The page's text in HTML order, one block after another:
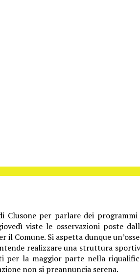
per parlare dei
viste le osservazioni poste
Comune. Si aspetta dunque
realizzare una struttura
la maggior parte nella
non si preannuncia serena.